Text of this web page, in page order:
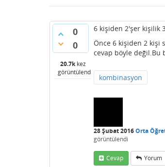
0
0
20.7kkez
görüntülendi
6 kişiden 2'şer kişilik
Önce 6 kişiden 2 kişi
cevap böyle değil.Bu
kombinasyon
28 Şubat 2016Orta
görüntülendi
Cevap Yorum